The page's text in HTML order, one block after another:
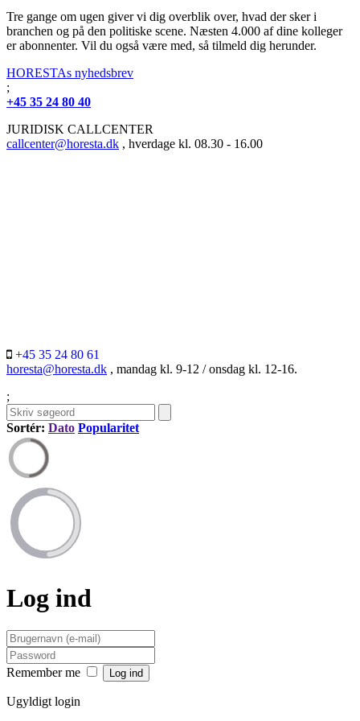
Tre gange om ugen giver vi dig overblik over, hvad der sker i
branchen og på den politiske scene. Næsten 4.000 af dine kolleger
er abonnenter. Vil du også være med, så tilmeld dig herunder.
HORESTAs nyhedsbrev
;
+45 35 24 80 40
JURIDISK CALLCENTER
callcenter@horesta.dk , hverdage kl. 08.30 - 16.00
+45 35 24 80 61
horesta@horesta.dk , mandag kl. 9-12 / onsdag kl. 12-16.
;
Sortér: Dato Popularitet
Log ind
Remember me
Ugyldigt login